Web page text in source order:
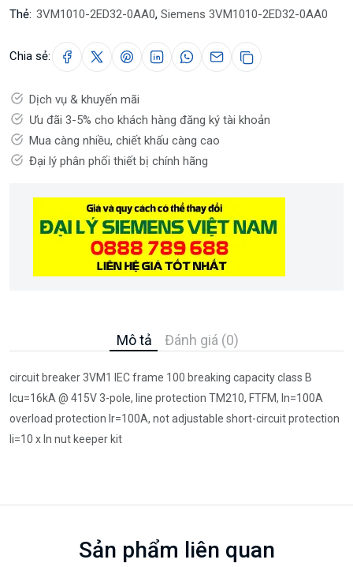
Thẻ: 3VM1010-2ED32-0AA0, Siemens 3VM1010-2ED32-0AA0
Chia sẻ:
Dịch vụ & khuyến mãi
Ưu đãi 3-5% cho khách hàng đăng ký tài khoản
Mua càng nhiều, chiết khấu càng cao
Đại lý phân phối thiết bị chính hãng
Mô tả Đánh giá (0)
circuit breaker 3VM1 IEC frame 100 breaking capacity class B
Icu=16kA @ 415V 3-pole, line protection TM210, FTFM, In=100A
overload protection Ir=100A, not adjustable short-circuit protection
Ii=10 x In nut keeper kit
Sản phẩm liên quan